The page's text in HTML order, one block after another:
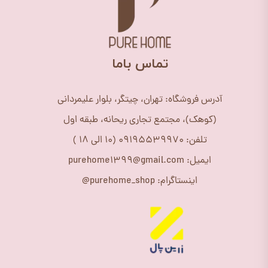
​تماس باما
آدرس فروشگاه: تهران، چیتگر، بلوار علیمردانی
(کوهک)، مجتمع تجاری ریحانه، طبقه اول
تلفن: 09195539970 (10 الی 18 )
ایمیل: purehome1399@gmail.com
اینستاگرام: purehome_shop@